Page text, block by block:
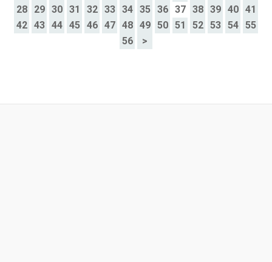
28
29 30 31 32 33 34 35 36 37 38 39 40
41
42
43 44 45 46 47 48 49 50 51 52 53 54
55
56
>